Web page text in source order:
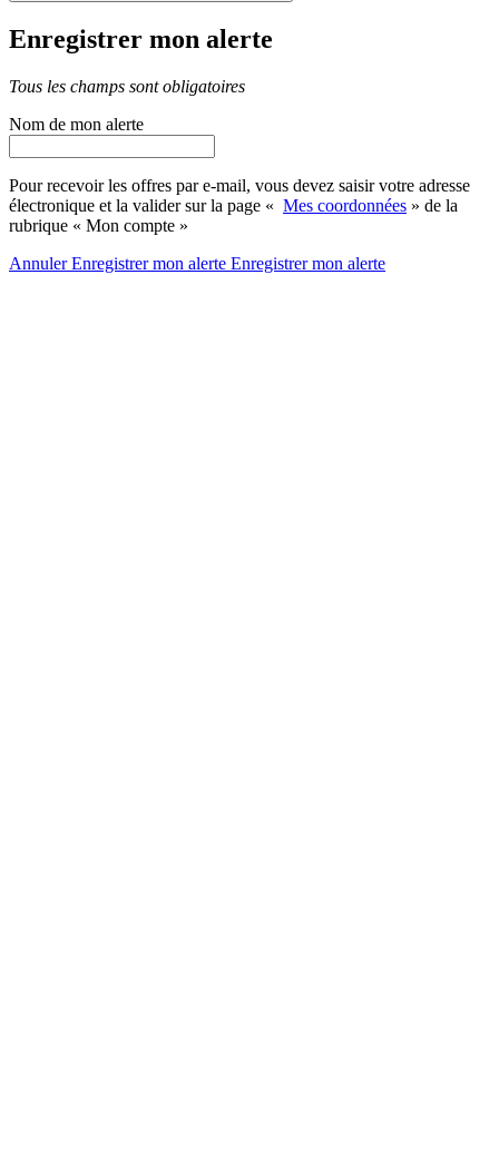
Enregistrer mon alerte
Tous les champs sont obligatoires
Nom de mon alerte
Pour recevoir les offres par e-mail, vous devez saisir votre adresse
électronique et la valider sur la page « Mes coordonnées » de la
rubrique « Mon compte »
AnnulerEnregistrer mon alerte Enregistrermon alerte